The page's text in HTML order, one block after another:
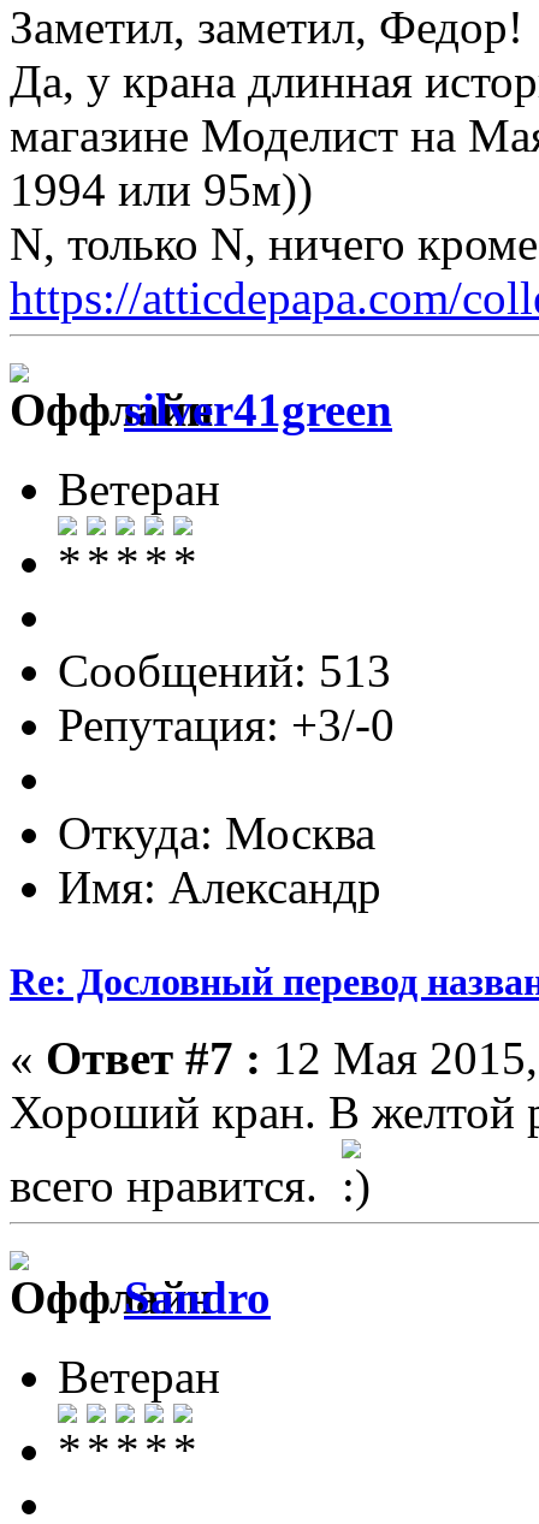
Заметил, заметил,
Да, у крана длинная
магазине Моделист на
1994 или 95м))
N, только N, ничего
https://atticdepapa.com/
silver41green
Ветеран
Сообщений: 513
Репутация: +3/-0
Откуда: Москва
Имя: Александр
Re: Дословный перевод
« Ответ #7 : 12 Мая
Хороший кран. В желтой
всего нравится.
Sandro
Ветеран